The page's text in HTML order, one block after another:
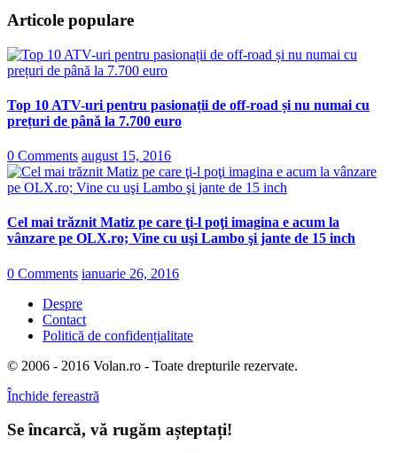
Articole populare
Top 10 ATV-uri pentru pasionații de off-road și nu numai cu
prețuri de până la 7.700 euro
0 Comments august 15, 2016
Cel mai trăznit Matiz pe care ţi-l poţi imagina e acum la
vânzare pe OLX.ro; Vine cu uşi Lambo şi jante de 15 inch
0 Comments ianuarie 26, 2016
Despre
Contact
Politică de confidențialitate
© 2006 - 2016 Volan.ro - Toate drepturile rezervate.
Închide fereastră
Se încarcă, vă rugăm așteptați!